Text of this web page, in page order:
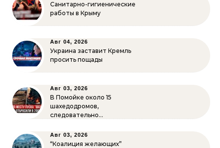
Санитарно-гигиенические
работы в Крыму
Авг 04, 2026
Украина заставит Кремль
просить пощады
Авг 03, 2026
В Помойке около 15
шахедодромов,
следовательно…
Авг 03, 2026
“Коалиция желающих”